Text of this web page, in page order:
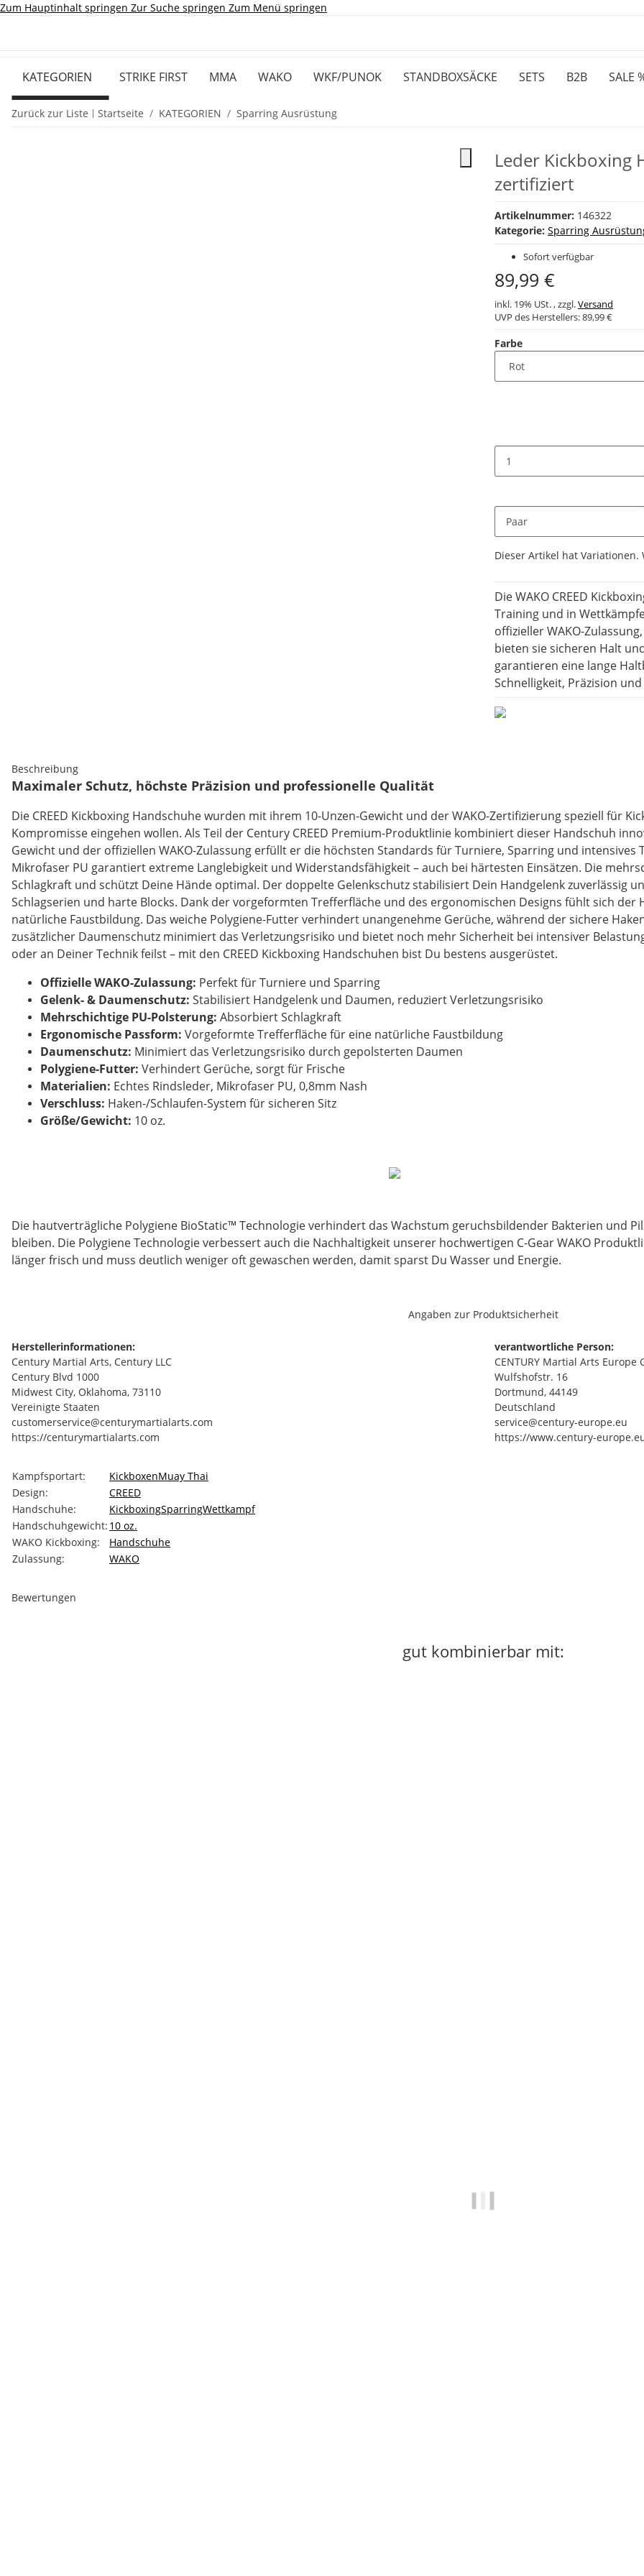
Zum Hauptinhalt springen Zur Suche springen Zum Menü springen
KATEGORIEN STRIKE FIRST MMA WAKO WKF/PUNOK STANDBOXSÄCKE SETS B2B SALE
Zurück zur Liste Startseite KATEGORIEN Sparring Ausrüstung
Leder Kickboxing
zertifiziert
Artikelnummer: 146322
Kategorie: Sparring
Sofort verfügbar
89,99 €
inkl. 19% USt. , zzgl.Versand
UVP des Herstellers:89,99 €
Farbe
Paar
x
Dieser Artikel hat
Die WAKO CREED
Training und in
offizieller WAKO-
bieten sie sicheren Halt
garantieren eine lange
Schnelligkeit, Präzision
Beschreibung
Maximaler Schutz, höchste Präzision und professionelle Qualität
Die CREED Kickboxing Handschuhe wurden mit ihrem 10-Unzen-Gewicht und der WAKO-Zertifizierung speziell für
Kompromisse eingehen wollen. Als Teil der Century CREED Premium-Produktlinie kombiniert dieser Handschuh
Gewicht und der offiziellen WAKO-Zulassung erfüllt er die höchsten Standards für Turniere, Sparring und
Mikrofaser PU garantiert extreme Langlebigkeit und Widerstandsfähigkeit – auch bei härtesten Einsätzen. Die
Schlagkraft und schützt Deine Hände optimal. Der doppelte Gelenkschutz stabilisiert Dein Handgelenk zuverlässig
Schlagserien und harte Blocks. Dank der vorgeformten Trefferfläche und des ergonomischen Designs fühlt sich
natürliche Faustbildung. Das weiche Polygiene-Futter verhindert unangenehme Gerüche, während der sichere
zusätzlicher Daumenschutz minimiert das Verletzungsrisiko und bietet noch mehr Sicherheit bei intensiver
oder an Deiner Technik feilst – mit den CREED Kickboxing Handschuhen bist Du bestens ausgerüstet.
Offizielle WAKO-Zulassung: Perfekt für Turniere und Sparring
Gelenk- & Daumenschutz: Stabilisiert Handgelenk und Daumen, reduziert Verletzungsrisiko
Mehrschichtige PU-Polsterung: Absorbiert Schlagkraft
Ergonomische Passform: Vorgeformte Trefferfläche für eine natürliche Faustbildung
Daumenschutz: Minimiert das Verletzungsrisiko durch gepolsterten Daumen
Polygiene-Futter: Verhindert Gerüche, sorgt für Frische
Materialien: Echtes Rindsleder, Mikrofaser PU, 0,8mm Nash
Verschluss: Haken-/Schlaufen-System für sicheren Sitz
Größe/Gewicht: 10 oz.
Die hautverträgliche Polygiene BioStatic™ Technologie verhindert das Wachstum geruchsbildender Bakterien und
bleiben. Die Polygiene Technologie verbessert auch die Nachhaltigkeit unserer hochwertigen C-Gear WAKO
länger frisch und muss deutlich weniger oft gewaschen werden, damit sparst Du Wasser und Energie.
Angaben zur Produktsicherheit
Herstellerinformationen:
Century Martial Arts, Century LLC
Century Blvd 1000
Midwest City, Oklahoma, 73110
Vereinigte Staaten
customerservice@centurymartialarts.com
https://centurymartialarts.com
verantwortliche Person:
CENTURY Martial Arts Europe
Wulfshofstr. 16
Dortmund, 44149
Deutschland
service@century-europe.eu
https://www.century-
Produkteigenschaft
Wert
Kampfsportart: KickboxenMuay Thai
Design:
CREED
Handschuhe:
KickboxingSparringWettkampf
Handschuhgewicht: 10 oz.
WAKO Kickboxing:
Handschuhe
Zulassung:
WAKO
Bewertungen
gut kombinierbar mit: